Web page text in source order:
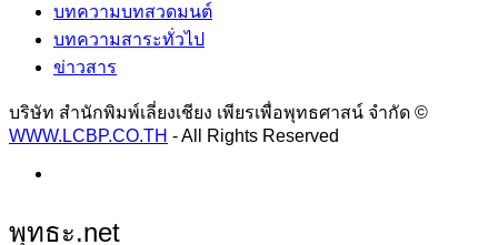
บทความบทสวดมนต์
บทความสาระทั่วไป
ข่าวสาร
บริษัท สำนักพิมพ์เลี่ยงเชียง เพียรเพื่อพุทธศาสน์ จำกัด ©
WWW.LCBP.CO.TH - All Rights Reserved
พุทธะ.net